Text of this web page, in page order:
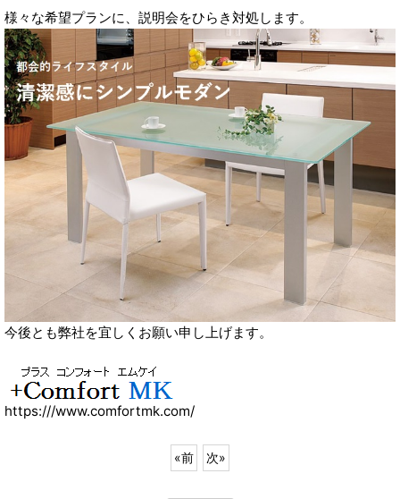
様々な希望プランに、説明会をひらき対処します。
今後とも弊社を宜しくお願い申し上げます。
https:///www.comfortmk.com/
«前 次»